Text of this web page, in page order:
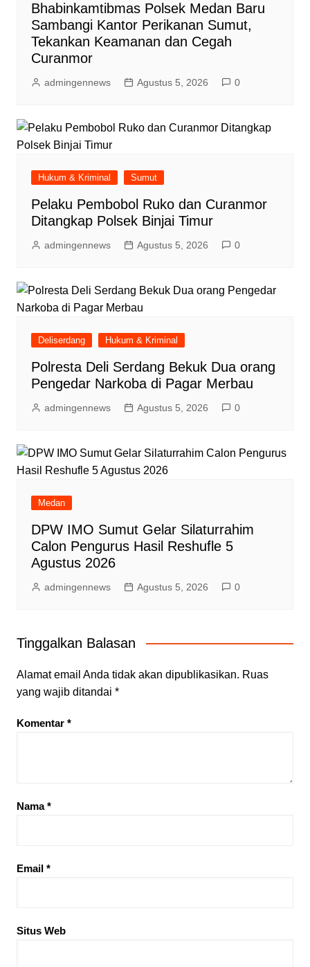
Bhabinkamtibmas Polsek Medan Baru
Sambangi Kantor Perikanan Sumut,
Tekankan Keamanan dan Cegah
Curanmor
admingennews Agustus 5, 2026 0
Hukum & Kriminal Sumut
Pelaku Pembobol Ruko dan Curanmor
Ditangkap Polsek Binjai Timur
admingennews Agustus 5, 2026 0
Deliserdang Hukum & Kriminal
Polresta Deli Serdang Bekuk Dua orang
Pengedar Narkoba di Pagar Merbau
admingennews Agustus 5, 2026 0
Medan
DPW IMO Sumut Gelar Silaturrahim
Calon Pengurus Hasil Reshufle 5
Agustus 2026
admingennews Agustus 5, 2026 0
Tinggalkan Balasan
Alamat email Anda tidak akan dipublikasikan. Ruas
yang wajib ditandai *
Komentar *
Nama*
Email *
Situs Web